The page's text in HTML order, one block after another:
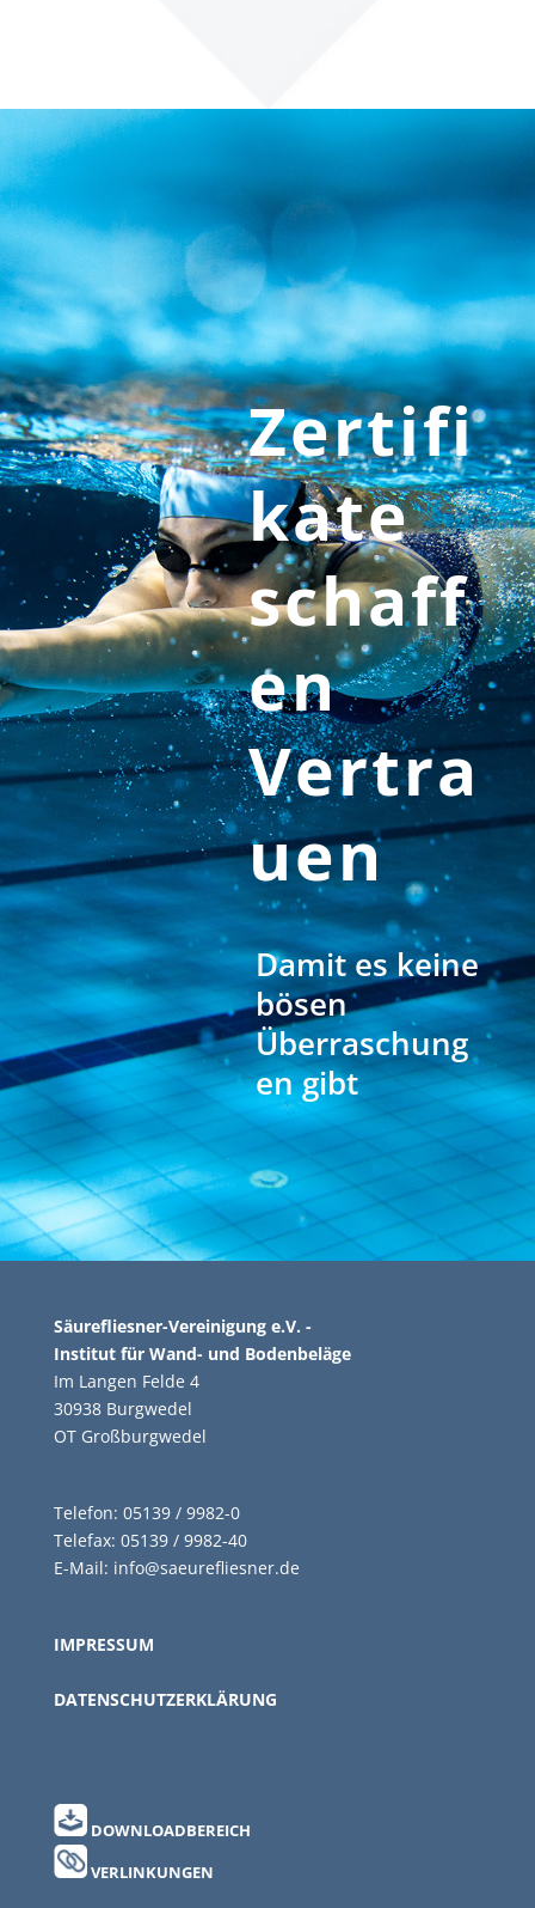
Zertifi
kate
schaff
en
Vertra
uen
Damit es keine
bösen
Überraschung
en gibt
Säurefliesner-Vereinigung e.V. -
Institut für Wand- und Bodenbeläge
Im Langen Felde 4
30938 Burgwedel
OT Großburgwedel
Telefon: 05139 / 9982-0
Telefax: 05139 / 9982-40
E-Mail: info@saeurefliesner.de
IMPRESSUM
DATENSCHUTZERKLÄRUNG
DOWNLOADBEREICH
VERLINKUNGEN